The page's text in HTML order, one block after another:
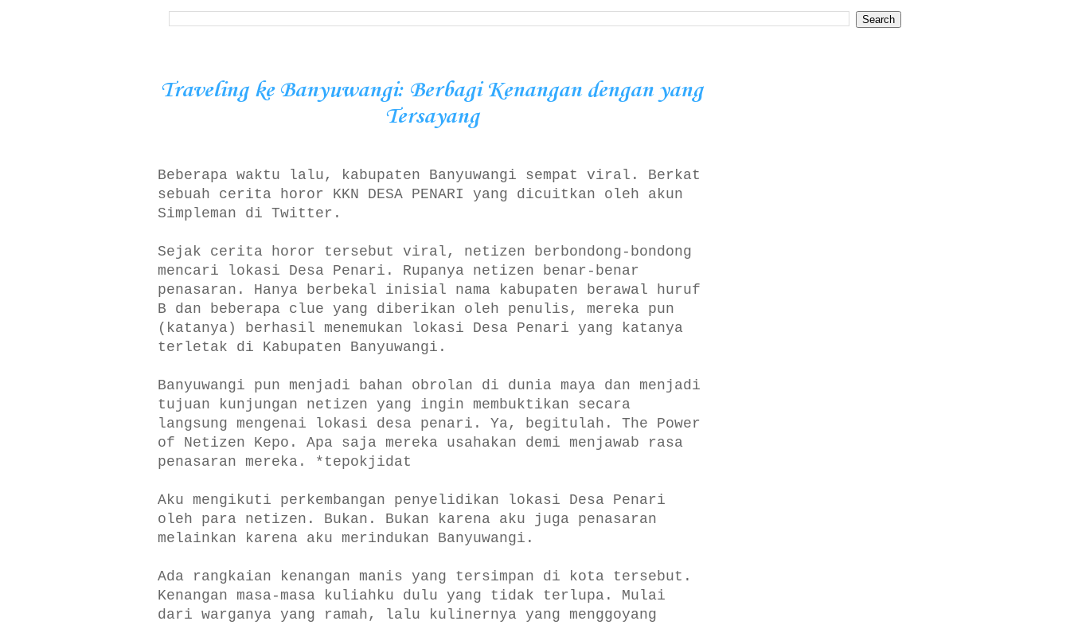
Traveling ke Banyuwangi: Berbagi Kenangan dengan yang
Tersayang
Beberapa waktu lalu, kabupaten Banyuwangi sempat viral. Berkat
sebuah cerita horor KKN DESA PENARI yang dicuitkan oleh akun
Simpleman di Twitter.
Sejak cerita horor tersebut viral, netizen berbondong-bondong
mencari lokasi Desa Penari. Rupanya netizen benar-benar
penasaran. Hanya berbekal inisial nama kabupaten berawal huruf
B dan beberapa clue yang diberikan oleh penulis, mereka pun
(katanya) berhasil menemukan lokasi Desa Penari yang katanya
terletak di Kabupaten Banyuwangi.
Banyuwangi pun menjadi bahan obrolan di dunia maya dan menjadi
tujuan kunjungan netizen yang ingin membuktikan secara
langsung mengenai lokasi desa penari. Ya, begitulah. The Power
of Netizen Kepo. Apa saja mereka usahakan demi menjawab rasa
penasaran mereka. *tepokjidat
Aku mengikuti perkembangan penyelidikan lokasi Desa Penari
oleh para netizen. Bukan. Bukan karena aku juga penasaran
melainkan karena aku merindukan Banyuwangi.
Ada rangkaian kenangan manis yang tersimpan di kota tersebut.
Kenangan masa-masa kuliahku dulu yang tidak terlupa. Mulai
dari warganya yang ramah, lalu kulinernya yang menggoyang